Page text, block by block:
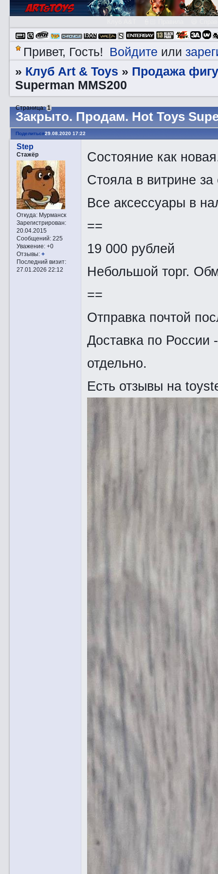
Привет, Гость! Войдите или
» Клуб Art & Toys » Продажа
Superman MMS200
Закрытo. Прoдам. Hot Toys
Страница:1
Поделиться29.08.2020 17:22
Step
Стажёр
Откуда:Мурманск
Зарегистрирован:
20.04.2015
Сообщений:225
Уважение: +0
Отзывы: +
Последний визит:
27.01.2026 22:12
Состояние как
Стояла в витрине за
Все аксессуары в
==
19 000 рублей
Небольшой торг.
==
Отправка почтой
Доставка по
отдельно.
Есть отзывы на